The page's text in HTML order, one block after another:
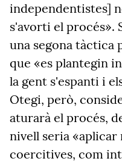
independentistes]
s'avorti el procés».
una segona tàctica
que «es plantegin
la gent s'espanti i
Otegi, però,
aturarà el procés,
nivell seria «aplicar
coercitives, com